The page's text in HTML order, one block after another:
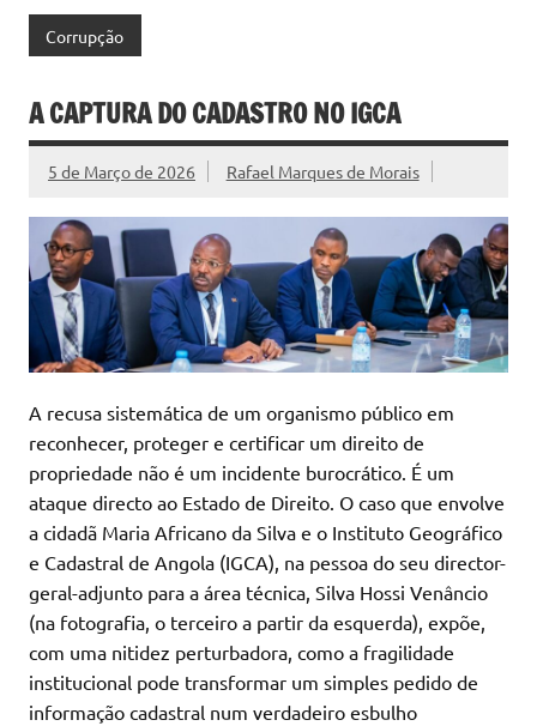
Corrupção
A CAPTURA DO CADASTRO NO IGCA
5 de Março de 2026 Rafael Marques de Morais
A recusa sistemática de um organismo público em
reconhecer, proteger e certificar um direito de
propriedade não é um incidente burocrático. É um
ataque directo ao Estado de Direito. O caso que envolve
a cidadã Maria Africano da Silva e o Instituto Geográfico
e Cadastral de Angola (IGCA), na pessoa do seu director-
geral-adjunto para a área técnica, Silva Hossi Venâncio
(na fotografia, o terceiro a partir da esquerda), expõe,
com uma nitidez perturbadora, como a fragilidade
institucional pode transformar um simples pedido de
informação cadastral num verdadeiro esbulho